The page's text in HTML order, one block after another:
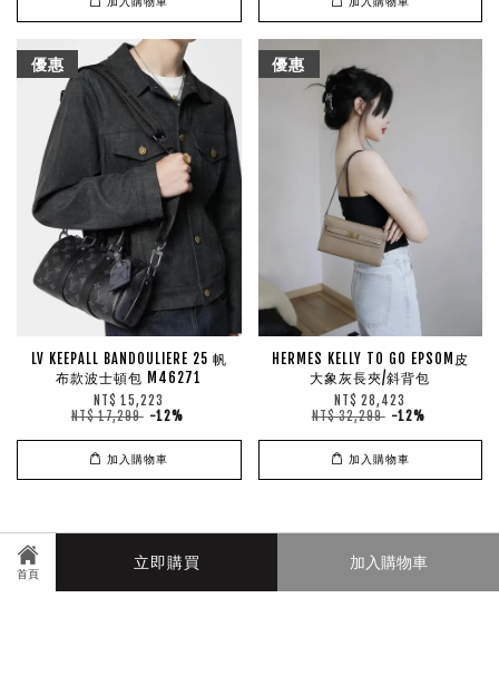
首頁
立即購買 加入購物車
優惠
LV KEEPALL BANDOULIERE 25 帆
布款波士頓包 M46271
NT$ 15,223
NT$ 17,299 -12%
加入購物車
優惠
HERMES KELLY TO GO EPSOM皮
大象灰長夾/斜背包
NT$ 28,423
NT$ 32,299 -12%
加入購物車
Manmanin